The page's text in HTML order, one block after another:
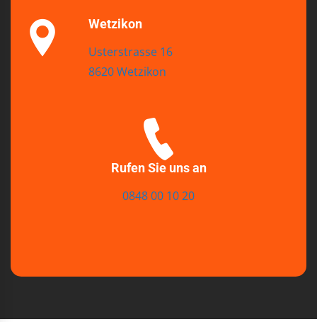
Wetzikon
Usterstrasse 16
8620 Wetzikon
Rufen Sie uns an
0848 00 10 20